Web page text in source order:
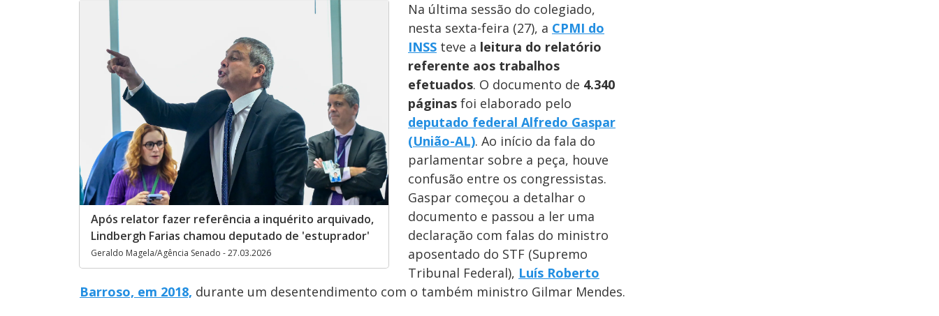
Após relator fazer referência a inquérito arquivado,
Lindbergh Farias chamou deputado de 'estuprador'
Geraldo Magela/Agência Senado - 27.03.2026
Na última sessão do colegiado,
nesta sexta-feira (27), a CPMI do
INSS teve a leitura do relatório
referente aos trabalhos
efetuados. O documento de 4.340
páginas foi elaborado pelo
deputado federal Alfredo Gaspar
(União-AL). Ao início da fala do
parlamentar sobre a peça, houve
confusão entre os congressistas.
Gaspar começou a detalhar o
documento e passou a ler uma
declaração com falas do ministro
aposentado do STF (Supremo
Tribunal Federal), Luís Roberto
Barroso, em 2018, durante um desentendimento com o também ministro Gilmar Mendes.